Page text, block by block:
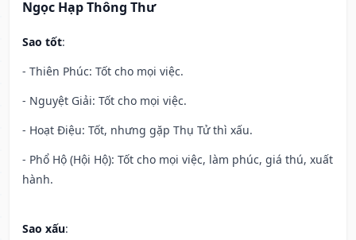
Ngọc Hạp Thông Thư
Sao tốt:
- Thiên Phúc: Tốt cho mọi việc.
- Nguyệt Giải: Tốt cho mọi việc.
- Hoạt Điệu: Tốt, nhưng gặp Thụ Tử thì xấu.
- Phổ Hộ (Hội Hộ): Tốt cho mọi việc, làm phúc, giá thú, xuất
hành.
Sao xấu: